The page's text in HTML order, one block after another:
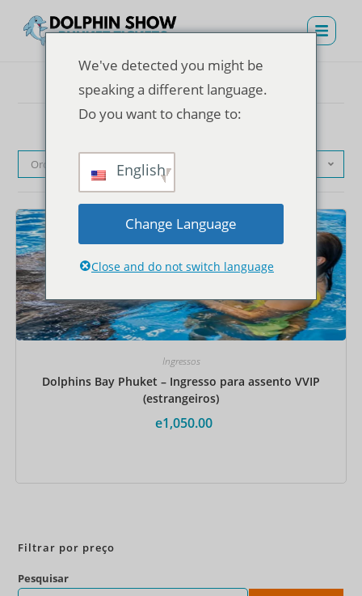
Ordenação padrão
Ingressos
Dolphins Bay Phuket – Ingresso para assento VVIP
(estrangeiros)
e1,050.00
Filtrar por preço
Pesquisar
We've detected you might be
speaking a different language.
Do you want to change to:
English
Change Language
Close and do not switch language